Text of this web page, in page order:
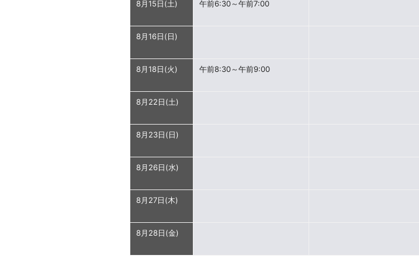
8月15日(土) 午前6:30～午前7:00
8月16日(日)
8月18日(火) 午前8:30～午前9:00
8月22日(土)
8月23日(日)
8月26日(水)
8月27日(木)
8月28日(金)